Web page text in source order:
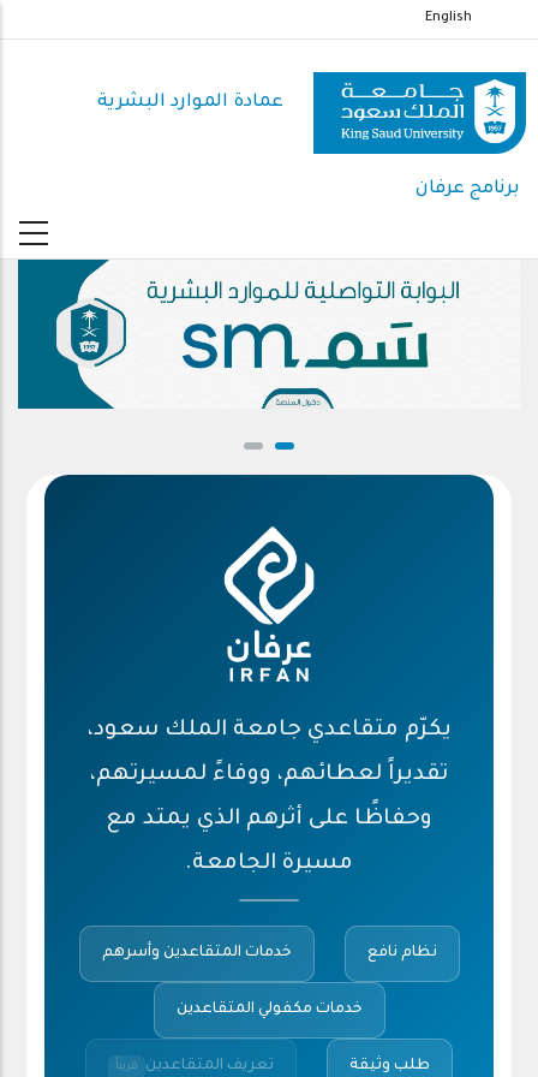
إلى
المحتوى
الرئيسي
English
عمادة الموارد البشرية
برنامج عرفان
يكرّم متقاعدي جامعة الملك سعود،
تقديراً لعطائهم، ووفاءً لمسيرتهم،
وحفاظًا على أثرهم الذي يمتد مع
مسيرة الجامعة.
نظام نافع خدمات المتقاعدين وأسرهم
خدمات مكفولي المتقاعدين
طلب وثيقة تعريف المتقاعدين قريباً